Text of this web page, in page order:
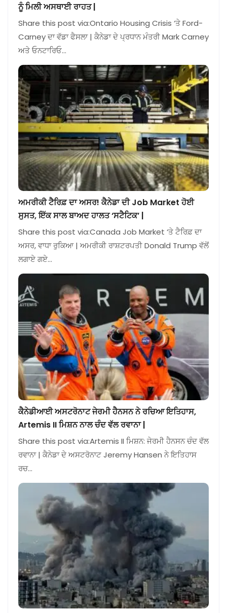
ਨੂੰ ਮਿਲੀ ਅਸਥਾਈ ਰਾਹਤ |
Share this post via:Ontario Housing Crisis ‘ਤੇ Ford-
Carney ਦਾ ਵੱਡਾ ਫੈਸਲਾ | ਕੈਨੇਡਾ ਦੇ ਪ੍ਰਧਾਨ ਮੰਤਰੀ Mark Carney
ਅਤੇ ਓਨਟਾਰਿਓ…
ਅਮਰੀਕੀ ਟੈਰਿਫ਼ ਦਾ ਅਸਰ! ਕੈਨੇਡਾ ਦੀ Job Market ਹੋਈ
ਸੁਸਤ, ਇੱਕ ਸਾਲ ਬਾਅਦ ਹਾਲਤ ‘ਸਟੈਟਿਕ’ |
Share this post via:Canada Job Market ‘ਤੇ ਟੈਰਿਫ਼ ਦਾ
ਅਸਰ, ਵਾਧਾ ਰੁਕਿਆ | ਅਮਰੀਕੀ ਰਾਸ਼ਟਰਪਤੀ Donald Trump ਵੱਲੋਂ
ਲਗਾਏ ਗਏ…
ਕੈਨੇਡੀਆਈ ਅਸਟਰੋਨਾਟ ਜੇਰਮੀ ਹੈਨਸਨ ਨੇ ਰਚਿਆ ਇਤਿਹਾਸ,
Artemis II ਮਿਸ਼ਨ ਨਾਲ ਚੰਦ ਵੱਲ ਰਵਾਨਾ |
Share this post via:Artemis II ਮਿਸ਼ਨ: ਜੇਰਮੀ ਹੈਨਸਨ ਚੰਦ ਵੱਲ
ਰਵਾਨਾ | ਕੈਨੇਡਾ ਦੇ ਅਸਟਰੋਨਾਟ Jeremy Hansen ਨੇ ਇਤਿਹਾਸ
ਰਚ…